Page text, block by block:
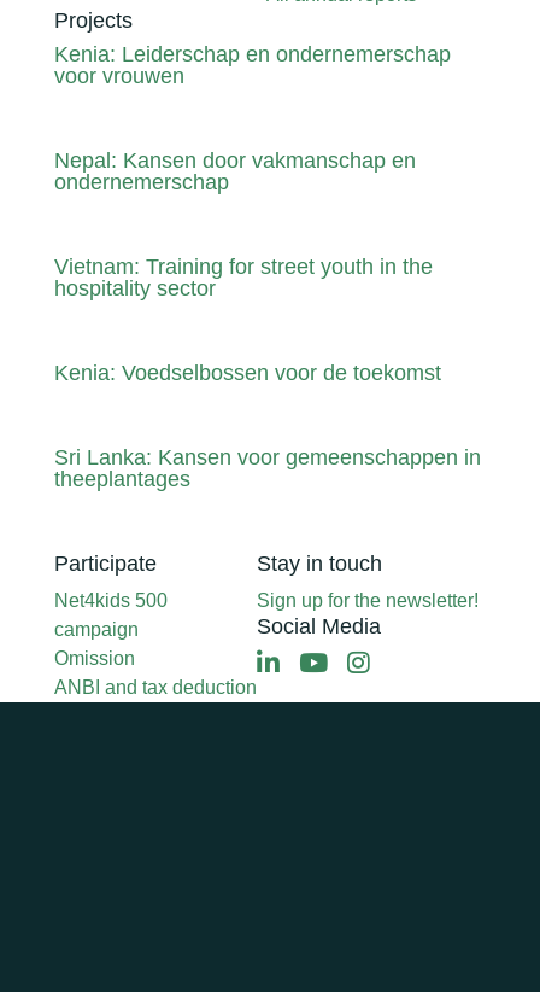
Projects
Kenia: Leiderschap en ondernemerschap
voor vrouwen
Nepal: Kansen door vakmanschap en
ondernemerschap
Vietnam: Training for street youth in the
hospitality sector
Kenia: Voedselbossen voor de toekomst
Sri Lanka: Kansen voor gemeenschappen in
theeplantages
Participate
Net4kids 500
campaign
Omission
ANBI and tax deduction
Stay in touch
Sign up for the newsletter!
Social Media